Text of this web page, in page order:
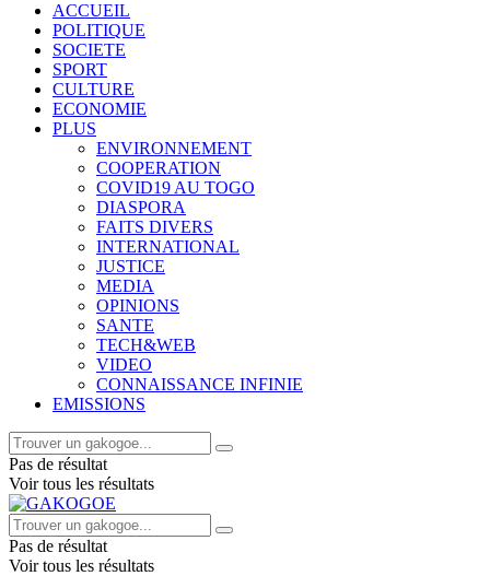
ACCUEIL
POLITIQUE
SOCIETE
SPORT
CULTURE
ECONOMIE
PLUS
ENVIRONNEMENT
COOPERATION
COVID19 AU TOGO
DIASPORA
FAITS DIVERS
INTERNATIONAL
JUSTICE
MEDIA
OPINIONS
SANTE
TECH&WEB
VIDEO
CONNAISSANCE INFINIE
EMISSIONS
Pas de résultat
Voir tous les résultats
Pas de résultat
Voir tous les résultats